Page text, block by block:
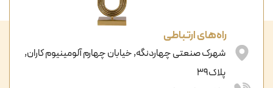
راه‌های ارتباطی
شهرک صنعتی چهاردنگه, خیابان چهارم آلومینیوم کاران,
پلاک39